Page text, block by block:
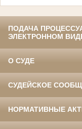
ПОДАЧА
ЭЛЕКТРОННОМ
О СУДЕ
СУДЕЙСКОЕ
НОРМАТИВНЫЕ